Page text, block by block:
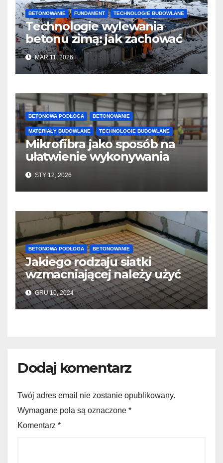
BETONOWANIE FUNDAMENT TECHNOLOGIE BUDOWLANE
Technologie wylewania
betonu zimą: jak zachować
jakość i przyspieszyć
twardnienie
MAR 11, 2026
BETONOWA PODŁOGA BETONOWANIE
MATERIAŁY BUDOWLANE TECHNOLOGIE BUDOWLANE
Mikrofibra jako sposób na
ułatwienie wykonywania
posadzek betonowych i
konstrukcji
STY 12, 2026
BETONOWA PODŁOGA BETONOWANIE
Jakiego rodzaju siatki
wzmacniającej należy użyć
do wylewek podłogowych?
GRU 10, 2024
Dodaj komentarz
Twój adres email nie zostanie opublikowany.
Wymagane pola są oznaczone *
Komentarz *